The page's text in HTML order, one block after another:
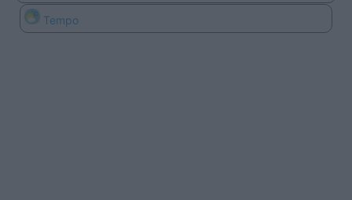
Tempo